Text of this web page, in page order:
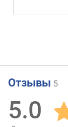
Отзывы 5
5.0